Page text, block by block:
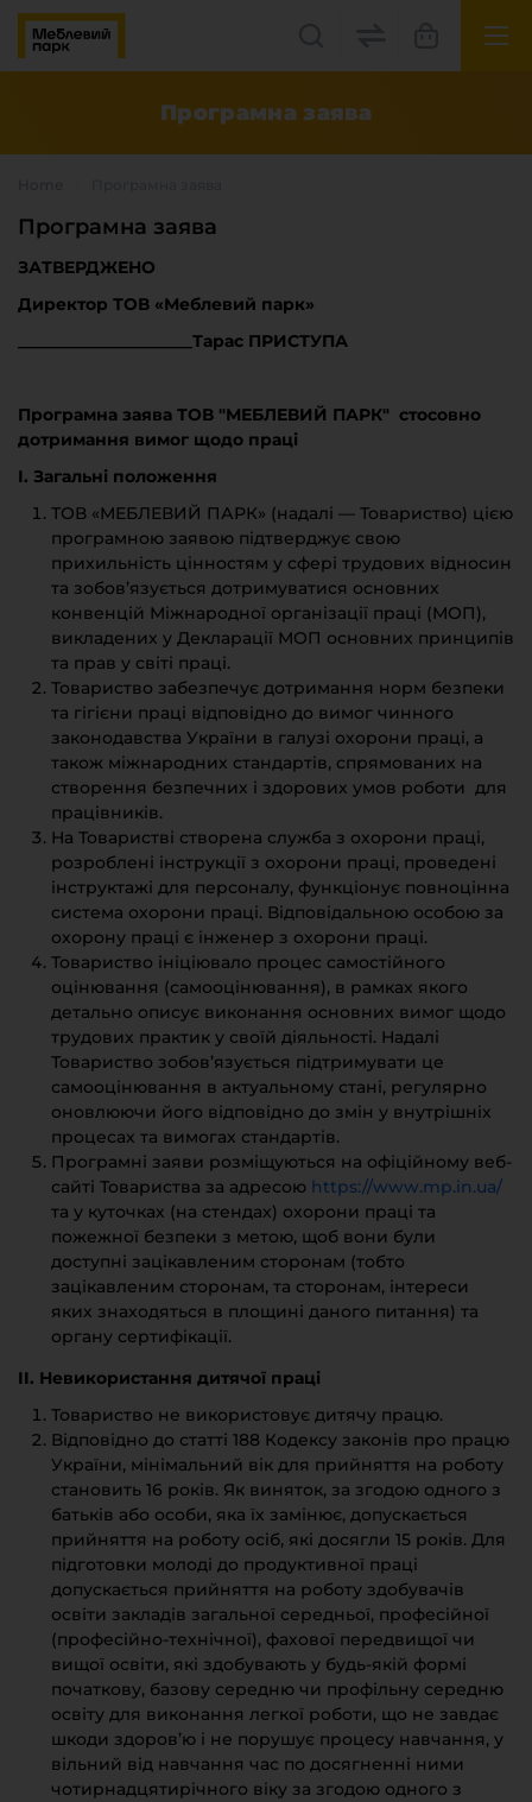
UK EN
Lviv
About the company
Company contacts
Delivery and payment
Vacancies
Services
Завантаження
Програмна заява
Categories
Plate materials
Edge
Furniture Hardware
Countertops and Wall Panels
Програмна заява
Програмна заява
ЗАТВЕРДЖЕНО
Директор ТОВ «Меблевий парк»
_____________________Тарас ПРИСТУПА
Програмна заява ТОВ "МЕБЛЕВИЙ ПАРК" стосовно
дотримання вимог щодо праці
І. Загальні положення
ТОВ «МЕБЛЕВИЙ ПАРК» (надалі — Товариство) цією
програмною заявою підтверджує свою
прихильність цінностям у сфері трудових відносин
та зобов’язується дотримуватися основних
конвенцій Міжнародної організації праці (МОП),
викладених у Декларації МОП основних принципів
та прав у світі праці.
Товариство забезпечує дотримання норм безпеки
та гігієни праці відповідно до вимог чинного
законодавства України в галузі охорони праці, а
також міжнародних стандартів, спрямованих на
створення безпечних і здорових умов роботи для
працівників.
На Товаристві створена служба з охорони праці,
розроблені інструкції з охорони праці, проведені
інструктажі для персоналу, функціонує повноцінна
система охорони праці. Відповідальною особою за
охорону праці є інженер з охорони праці.
Товариство ініціювало процес самостійного
оцінювання (самооцінювання), в рамках якого
детально описує виконання основних вимог щодо
трудових практик у своїй діяльності. Надалі
Товариство зобов’язується підтримувати це
самооцінювання в актуальному стані, регулярно
оновлюючи його відповідно до змін у внутрішніх
процесах та вимогах стандартів.
Програмні заяви розміщуються на офіційному веб-
сайті Товариства за адресою https://www.mp.in.ua/
та у куточках (на стендах) охорони праці та
пожежної безпеки з метою, щоб вони були
доступні зацікавленим сторонам (тобто
зацікавленим сторонам, та сторонам, інтереси
яких знаходяться в площині даного питання) та
органу сертифікації.
II. Невикористання дитячої праці
Товариство не використовує дитячу працю.
Відповідно до статті 188 Кодексу законів про працю
України, мінімальний вік для прийняття на роботу
становить 16 років. Як виняток, за згодою одного з
батьків або особи, яка їх замінює, допускається
прийняття на роботу осіб, які досягли 15 років. Для
підготовки молоді до продуктивної праці
допускається прийняття на роботу здобувачів
освіти закладів загальної середньої, професійної
(професійно-технічної), фахової передвищої чи
вищої освіти, які здобувають у будь-якій формі
початкову, базову середню чи профільну середню
освіту для виконання легкої роботи, що не завдає
шкоди здоров’ю і не порушує процесу навчання, у
вільний від навчання час по досягненні ними
чотирнадцятирічного віку за згодою одного з